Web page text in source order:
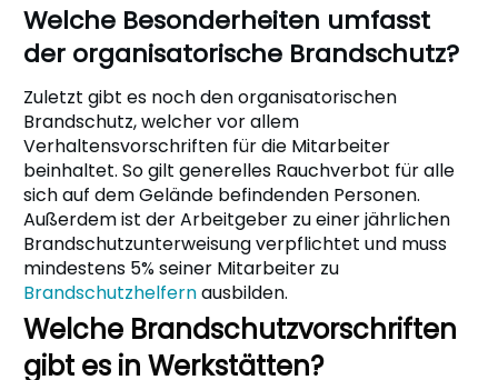
Welche Besonderheiten umfasst
der organisatorische Brandschutz?
Zuletzt gibt es noch den organisatorischen
Brandschutz, welcher vor allem
Verhaltensvorschriften für die Mitarbeiter
beinhaltet. So gilt generelles Rauchverbot für alle
sich auf dem Gelände befindenden Personen.
Außerdem ist der Arbeitgeber zu einer jährlichen
Brandschutzunterweisung verpflichtet und muss
mindestens 5% seiner Mitarbeiter zu
Brandschutzhelfernausbilden.
Welche Brandschutzvorschriften
gibt es in Werkstätten?